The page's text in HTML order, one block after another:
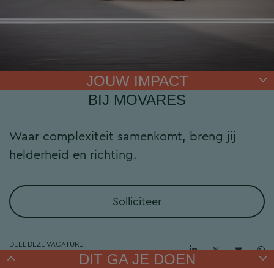
JOUW IMPACT
BIJ MOVARES
Waar complexiteit samenkomt, breng jij
helderheid en richting.
Solliciteer
DEEL DEZE VACATURE
DIT GA JE DOEN